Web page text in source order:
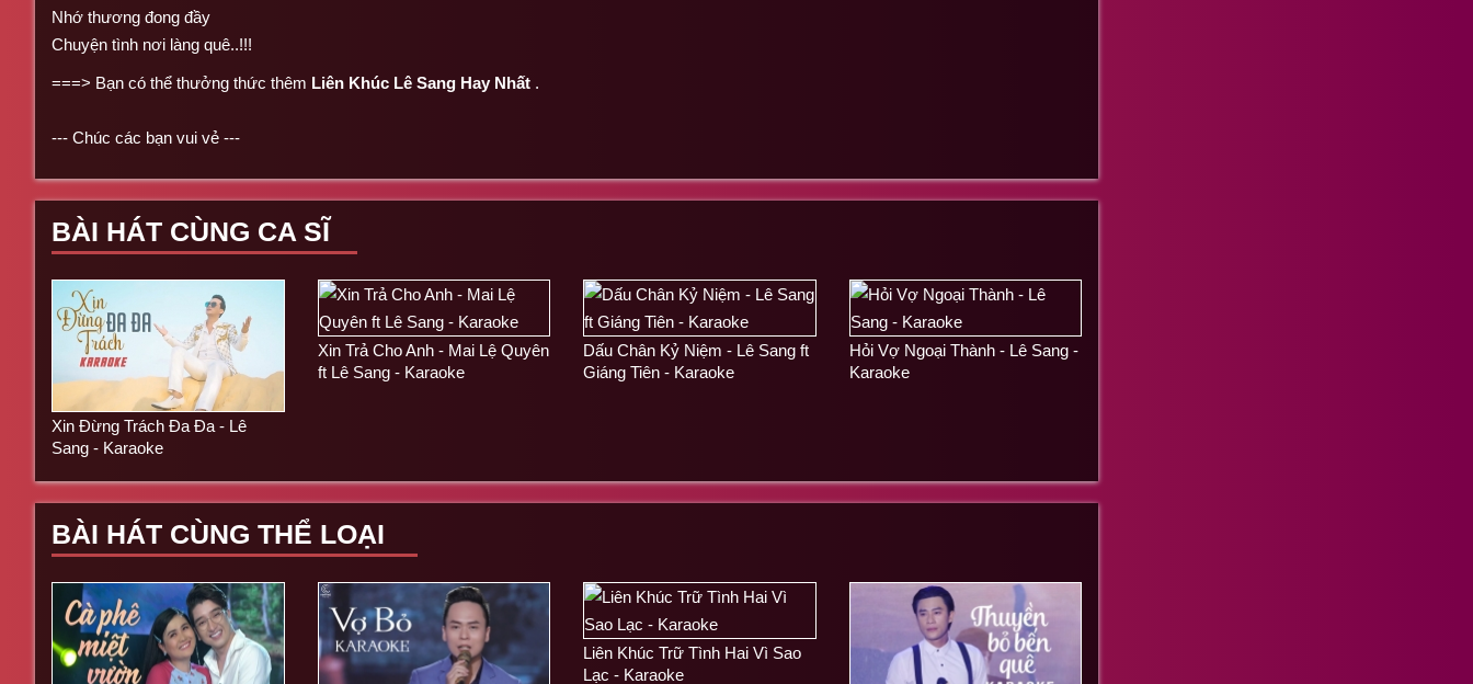
Nhớ thương đong đầy
Chuyện tình nơi làng quê..!!!
===> Bạn có thể thưởng thức thêm Liên Khúc Lê Sang Hay Nhất .
--- Chúc các bạn vui vẻ ---
BÀI HÁT CÙNG CA SĨ
Xin Đừng Trách Đa Đa - Lê
Sang - Karaoke
Xin Trả Cho Anh - Mai Lệ Quyên
ft Lê Sang - Karaoke
Dấu Chân Kỷ Niệm - Lê Sang ft
Giáng Tiên - Karaoke
Hỏi Vợ Ngoại Thành - Lê Sang -
Karaoke
BÀI HÁT CÙNG THỂ LOẠI
Liên Khúc Trữ Tình Hai Vì Sao
Lạc - Karaoke